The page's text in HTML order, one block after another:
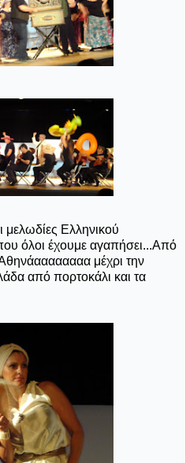
μελωδίες Ελληνικού
όλοι έχουμε αγαπήσει...Από
μέχρι την
από πορτοκάλι και τα